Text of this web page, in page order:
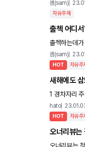
샘(sam)
자유주제
출첵 어디
출첵하는데
샘(sam)
HOT 자유주
새해에도
1 경차자리 주차 2 인도 침범주
hato
HOT 자유주
오너리뷰
오너리뷰는